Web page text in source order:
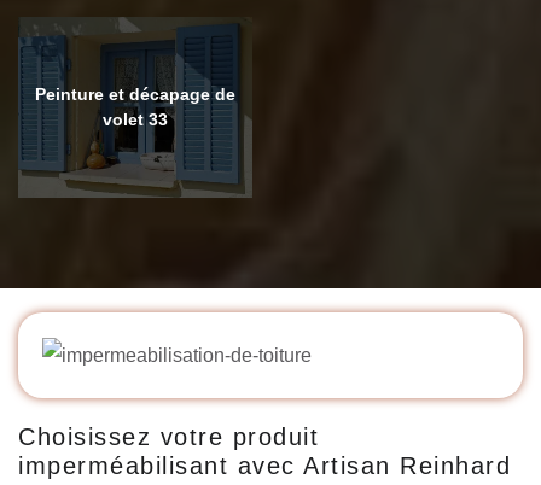
Peinture et décapage de
volet 33
Choisissez votre produit
imperméabilisant avec Artisan Reinhard